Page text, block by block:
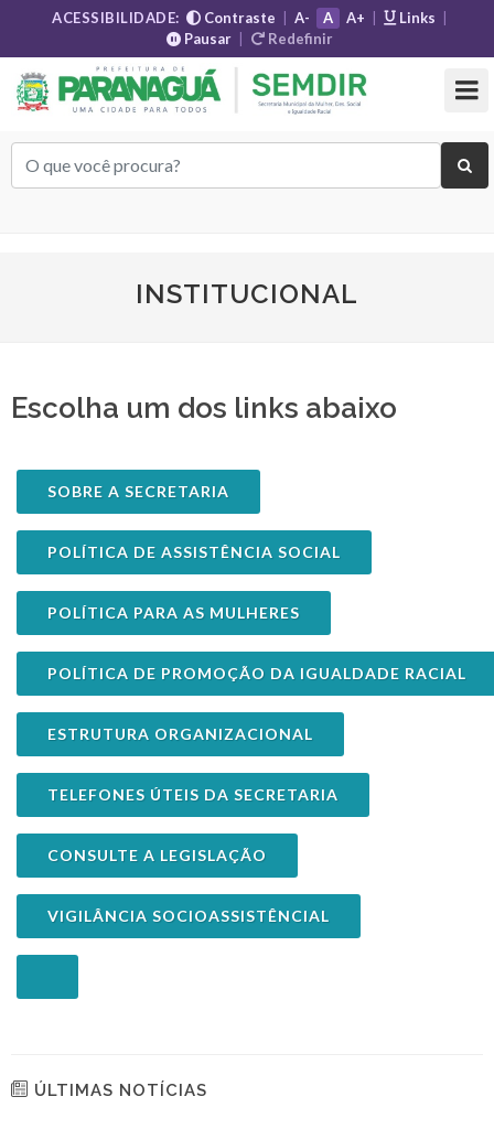
ACESSIBILIDADE: Contraste A- A A+ Links
Pausar
Redefinir
INSTITUCIONAL
Escolha um dos links abaixo
SOBRE A SECRETARIA
POLÍTICA DE ASSISTÊNCIA SOCIAL
POLÍTICA PARA AS MULHERES
POLÍTICA DE PROMOÇÃO DA IGUALDADE RACIAL
ESTRUTURA ORGANIZACIONAL
TELEFONES ÚTEIS DA SECRETARIA
CONSULTE A LEGISLAÇÃO
VIGILÂNCIA SOCIOASSISTÊNCIAL
ÚLTIMAS NOTÍCIAS